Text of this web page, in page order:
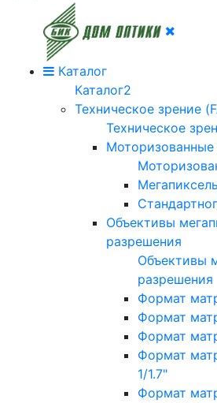
Каталог
Каталог2
Техническое зрение
Техническое
Моторизованные
Объективы
разрешения
Объективы
разрешения
Формат
Формат
Формат
Формат
1/1.7"
Формат